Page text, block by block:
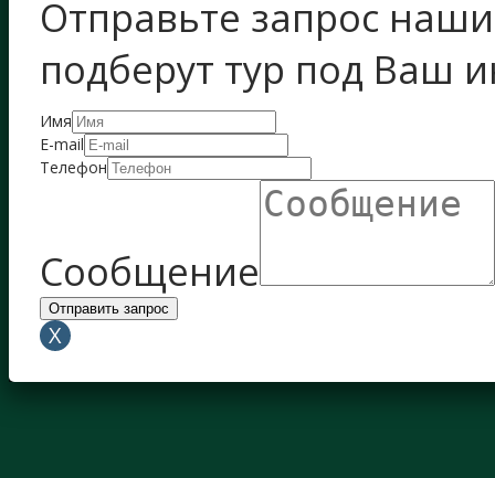
Отправьте запрос
подберут тур под Ваш
Имя
E-mail
Телефон
Сообщение
Отправить запрос
X